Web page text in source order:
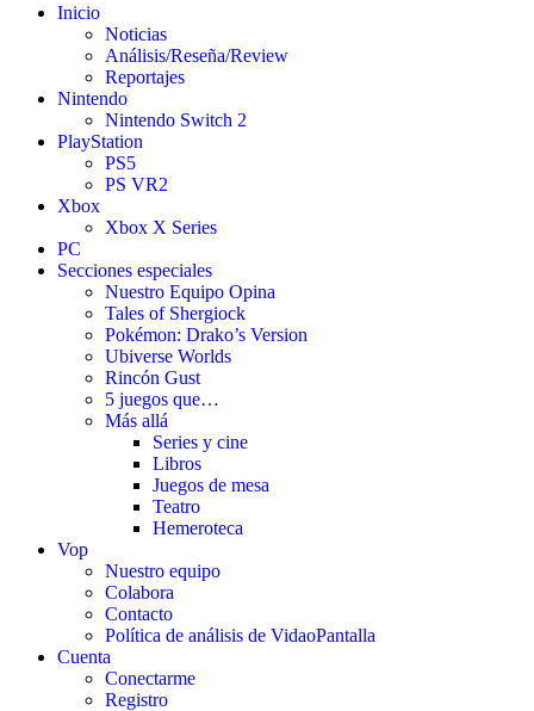
Inicio
Noticias
Análisis/Reseña/Review
Reportajes
Nintendo
Nintendo Switch 2
PlayStation
PS5
PS VR2
Xbox
Xbox X Series
PC
Secciones especiales
Nuestro Equipo Opina
Tales of Shergiock
Pokémon: Drako’s Version
Ubiverse Worlds
Rincón Gust
5 juegos que…
Más allá
Series y cine
Libros
Juegos de mesa
Teatro
Hemeroteca
Vop
Nuestro equipo
Colabora
Contacto
Política de análisis de VidaoPantalla
Cuenta
Conectarme
Registro